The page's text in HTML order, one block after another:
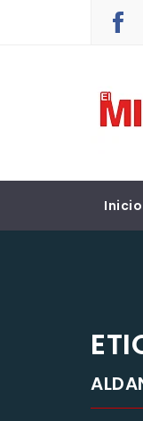
EL
Inicio